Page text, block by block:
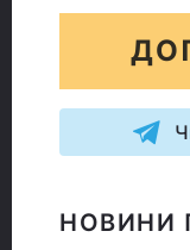
НОВИНИ